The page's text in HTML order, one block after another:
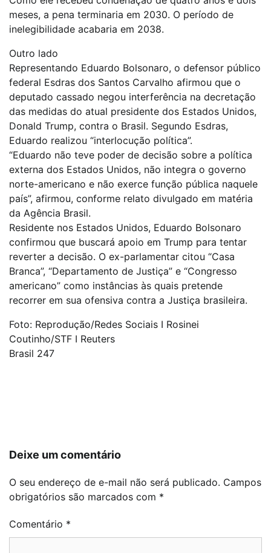
meses, a pena terminaria em 2030. O período de
inelegibilidade acabaria em 2038.
Outro lado
Representando Eduardo Bolsonaro, o defensor público
federal Esdras dos Santos Carvalho afirmou que o
deputado cassado negou interferência na decretação
das medidas do atual presidente dos Estados Unidos,
Donald Trump, contra o Brasil. Segundo Esdras,
Eduardo realizou “interlocução política”.
“Eduardo não teve poder de decisão sobre a política
externa dos Estados Unidos, não integra o governo
norte-americano e não exerce função pública naquele
país”, afirmou, conforme relato divulgado em matéria
da Agência Brasil.
Residente nos Estados Unidos, Eduardo Bolsonaro
confirmou que buscará apoio em Trump para tentar
reverter a decisão. O ex-parlamentar citou “Casa
Branca”, “Departamento de Justiça” e “Congresso
americano” como instâncias às quais pretende
recorrer em sua ofensiva contra a Justiça brasileira.
Foto: Reprodução/Redes Sociais I Rosinei
Coutinho/STF I Reuters
Brasil 247
Deixe um comentário
O seu endereço de e-mail não será publicado. Campos
obrigatórios são marcados com *
Comentário *